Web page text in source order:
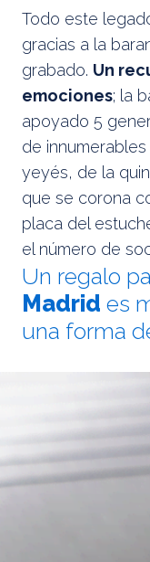
Todo este
gracias a la
grabado. Un
emociones; la
apoyado 5
de
yeyés, de la
que se corona
placa del
el número de
Un regalo
Madrid es
una forma